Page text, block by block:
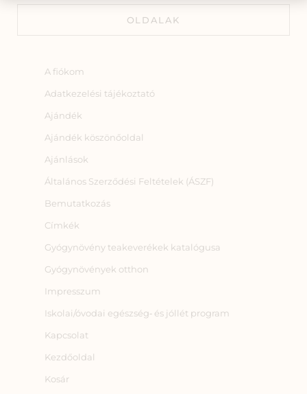
OLDALAK
A fiókom
Adatkezelési tájékoztató
Ajándék
Ajándék köszönőoldal
Ajánlások
Általános Szerződési Feltételek (ÁSZF)
Bemutatkozás
Címkék
Gyógynövény teakeverékek katalógusa
Gyógynövények otthon
Impresszum
Iskolai/óvodai egészség‑ és jóllét program
Kapcsolat
Kezdőoldal
Kosár